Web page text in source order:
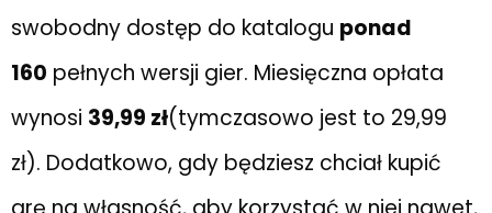
swobodny dostęp do katalogu ponad
160 pełnych wersji gier. Miesięczna opłata
wynosi 39,99 zł(tymczasowo jest to 29,99
zł). Dodatkowo, gdy będziesz chciał kupić